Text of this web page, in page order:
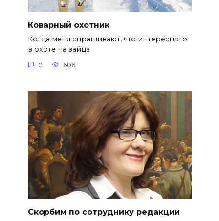
Коварный охотник
Когда меня спрашивают, что интересного
в охоте на зайца
0 606
Скорбим по сотруднику редакции